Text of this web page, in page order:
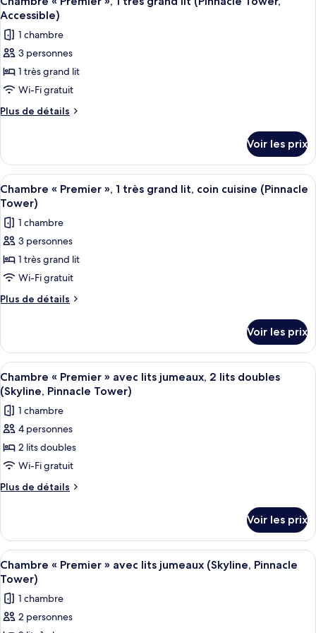
avec
lits
jumeaux,
2
lits
doubles
(Pinnacle
chambre
Premier
avec
lits
2
Tower)
toutes
les
photos
pour
ce
type
de
«
Premier
»,
1
très
grand
lit
(Pinnacle
Tower,
Accessible)
Accessible)
1 chambre
3 personnes
1 très grand lit
Wi-Fi gratuit
Plus de détails
Plus
le
type
de
chambre
Chambre
Premier
très
lit
Voir les prix
Afficher
toutes
les
photos
pour
ce
type
de
«
Premier
»,
1
très
grand
lit,
coin
cuisine
(Pinnacle
Une chambre d’hôtel avec un
8
Chambre « Premier », 1 très grand lit, coin cuisine (Pinnacle
Tower)
1 chambre
3 personnes
1 très grand lit
Wi-Fi gratuit
Plus de détails
Plus
le
type
de
chambre
Chambre
Premier
très
lit,
Tower)
Voir les prix
Afficher
toutes
les
photos
pour
ce
type
de
«
Premier
»
avec
lits
jumeaux,
2
Une chambre d’hôtel avec deux
10
Chambre « Premier » avec lits jumeaux, 2 lits doubles
(Skyline, Pinnacle Tower)
1 chambre
4 personnes
2 lits doubles
Wi-Fi gratuit
Plus de détails
Plus
le
type
de
chambre
Chambre
Premier
Voir les prix
Afficher
toutes
les
photos
pour
Une chambre d’hôtel avec deux lits,
8
Chambre « Premier » avec lits jumeaux (Skyline, Pinnacle
Tower)
1 chambre
2 personnes